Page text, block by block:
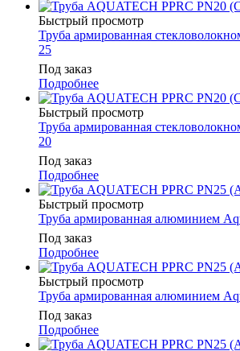
Быстрый просмотр
Труба армированная
25
Под заказ
Подробнее
Быстрый просмотр
Труба армированная
20
Под заказ
Подробнее
Быстрый просмотр
Труба армированная алюминием
Под заказ
Подробнее
Быстрый просмотр
Труба армированная алюминием
Под заказ
Подробнее